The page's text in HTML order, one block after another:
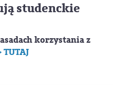
studenckie
korzystania z
TUTAJ